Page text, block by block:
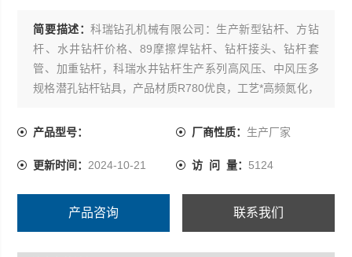
简要描述：科瑞钻孔机械有限公司：生产新型钻杆、方钻
杆、水井钻杆价格、89摩擦焊钻杆、钻杆接头、钻杆套
管、加重钻杆，科瑞水井钻杆生产系列高风压、中风压多
规格潜孔钻杆钻具，产品材质R780优良，工艺*高频氮化，
特点。欢迎选购
产品型号： 厂商性质： 生产厂家
更新时间： 2024-10-21 访 问 量： 5124
产品咨询 联系我们